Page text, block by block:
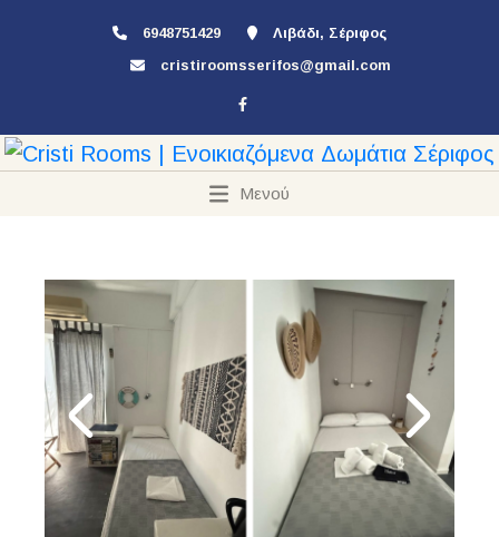
6948751429
Λιβάδι, Σέριφος
cristiroomsserifos@gmail.com
Μενού